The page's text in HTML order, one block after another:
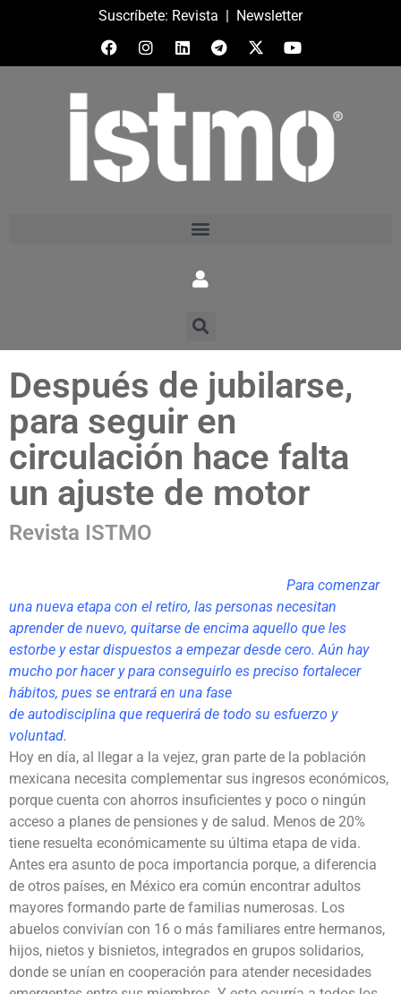
Suscríbete: Revista | Newsletter
Después de jubilarse,
para seguir en
circulación hace falta
un ajuste de motor
Revista ISTMO
Para comenzar
una nueva etapa con el retiro, las personas necesitan
aprender de nuevo, quitarse de encima aquello que les
estorbe y estar dispuestos a empezar desde cero. Aún hay
mucho por hacer y para conseguirlo es preciso fortalecer
hábitos, pues se entrará en una fase
de autodisciplina que requerirá de todo su esfuerzo y
voluntad.
Hoy en día, al llegar a la vejez, gran parte de la población
mexicana necesita complementar sus ingresos económicos,
porque cuenta con ahorros insuficientes y poco o ningún
acceso a planes de pensiones y de salud. Menos de 20%
tiene resuelta económicamente su última etapa de vida.
Antes era asunto de poca importancia porque, a diferencia
de otros países, en México era común encontrar adultos
mayores formando parte de familias numerosas. Los
abuelos convivían con 16 o más familiares entre hermanos,
hijos, nietos y bisnietos, integrados en grupos solidarios,
donde se unían en cooperación para atender necesidades